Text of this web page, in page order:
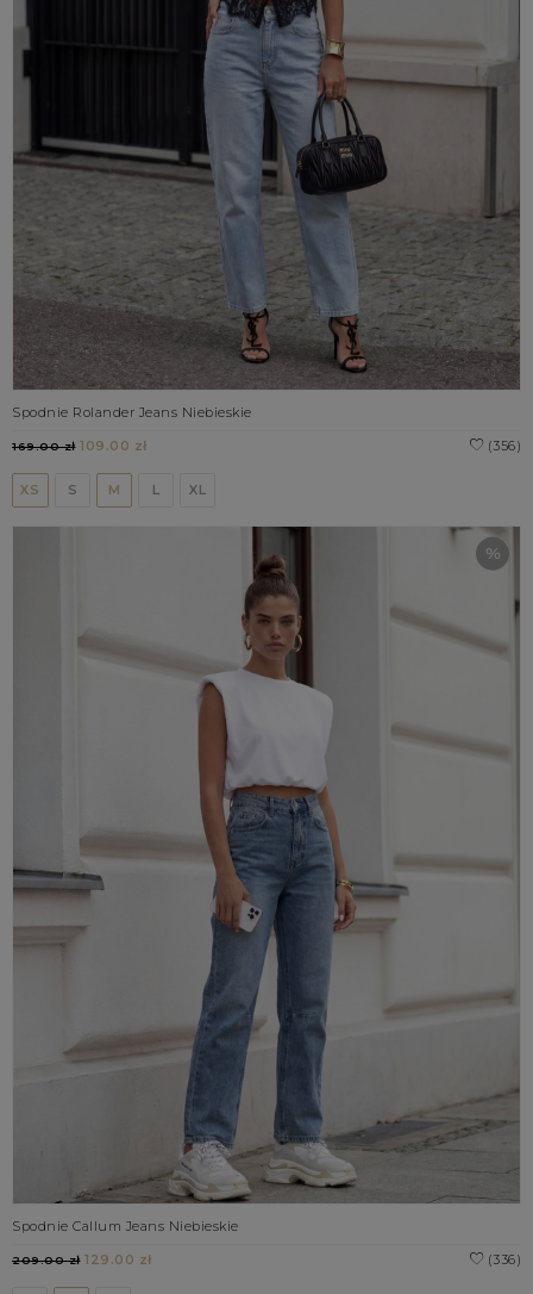
Spodnie Rolander Jeans Niebieskie
(356)
169.00 zł109.00 zł
XS S M L XL
Spodnie Callum Jeans Niebieskie
(336)
209.00 zł129.00 zł